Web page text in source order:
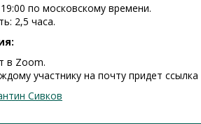
по московскому времени.
2,5 часа.
в Zoom.
участнику на почту придет ссылка
Сивков